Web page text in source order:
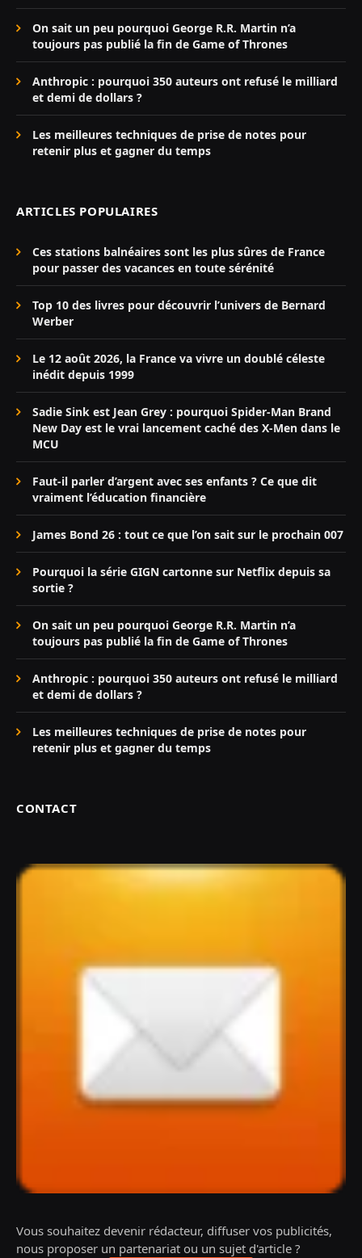
On sait un peu pourquoi George R.R. Martin n’a
toujours pas publié la fin de Game of Thrones
Anthropic : pourquoi 350 auteurs ont refusé le milliard
et demi de dollars ?
Les meilleures techniques de prise de notes pour
retenir plus et gagner du temps
ARTICLES POPULAIRES
Ces stations balnéaires sont les plus sûres de France
pour passer des vacances en toute sérénité
Top 10 des livres pour découvrir l’univers de Bernard
Werber
Le 12 août 2026, la France va vivre un doublé céleste
inédit depuis 1999
Sadie Sink est Jean Grey : pourquoi Spider-Man Brand
New Day est le vrai lancement caché des X-Men dans le
MCU
Faut-il parler d’argent avec ses enfants ? Ce que dit
vraiment l’éducation financière
James Bond 26 : tout ce que l’on sait sur le prochain 007
Pourquoi la série GIGN cartonne sur Netflix depuis sa
sortie ?
On sait un peu pourquoi George R.R. Martin n’a
toujours pas publié la fin de Game of Thrones
Anthropic : pourquoi 350 auteurs ont refusé le milliard
et demi de dollars ?
Les meilleures techniques de prise de notes pour
retenir plus et gagner du temps
CONTACT
Vous souhaitez devenir rédacteur, diffuser vos publicités,
nous proposer un partenariat ou un sujet d'article ?